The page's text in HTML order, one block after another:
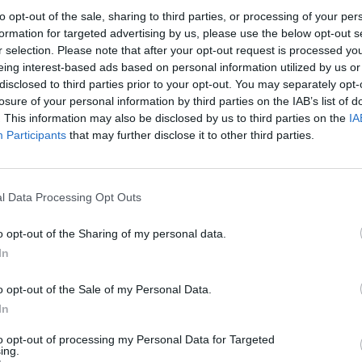
opt-out of the sale, sharing to third parties, or processing of your
for targeted advertising by us, please use the below opt-out
selection. Please note that after your opt-out request is processed
interest-based ads based on personal information utilized by us
to third parties prior to your opt-out. You may separately
of your personal information by third parties on the IAB’s list of
This information may also be disclosed by us to third parties on the
Participants that may further disclose it to other third parties.
Data Processing Opt Outs
opt-out of the Sharing of my personal data.
opt-out of the Sale of my Personal Data.
opt-out of processing my Personal Data for Targeted
buco? È giusto che chi ti viene a
sappia che te fuori frequenti altre donne”,
che una donna lo sappia. Deve
stato con qualcuna due giorni prima”,
Giorgio imputa alla bella dama di
e non la realizzazione
una persona più forte e pensa che
non lo sia. Ma di nuovo Gianni Sperti: “era
già”. Il gabbiano ha pure eliminato le
su, fai pure, ma tu con il tuo modo di
mi hai portato al disinteresse”.
e per questo non si aspetta il
Alessandra. Ma prima deve fronteggiare
gelosia delle donne che frequenta: